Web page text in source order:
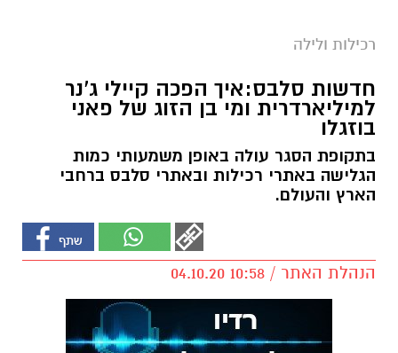
רכילות ולילה
חדשות סלבס:איך הפכה קיילי ג'נר
למיליארדרית ומי בן הזוג של פאני
בוזגלו
בתקופת הסגר עולה באופן משמעותי כמות
הגלישה באתרי רכילות ובאתרי סלבס ברחבי
הארץ והעולם.
הנהלת האתר / 10:58 04.10.20